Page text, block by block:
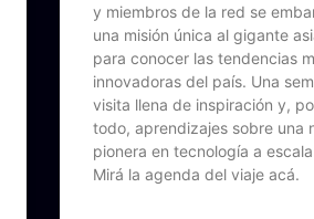
y miembros de la red se
una misión única al gigante
para conocer las tendencias
innovadoras del país. Una
visita llena de inspiración y,
todo, aprendizajes sobre una
pionera en tecnología a
Mirá la agenda del viaje acá.